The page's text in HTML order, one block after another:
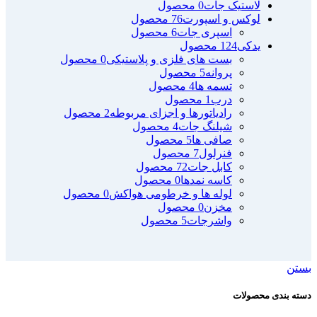
لاستیک جات0 محصول
لوکس و اسپورت76 محصول
اسپری جات6 محصول
یدکی124 محصول
بست های فلزی و پلاستیکی0 محصول
پروانه5 محصول
تسمه ها4 محصول
درب 1 محصول
رادیاتورها و اجزای مربوطه2 محصول
شیلنگ جات4 محصول
صافی ها5 محصول
فنرلول7 محصول
کابل جات72 محصول
کاسه نمدها0 محصول
لوله ها و خرطومی هواکش0 محصول
مخزن0 محصول
واشرجات5 محصول
بستن
دسته بندی محصولات